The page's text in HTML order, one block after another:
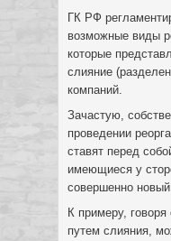
ГК РФ
возможные виды
которые
слияние
компаний.
Зачастую,
проведении
ставят перед
имеющиеся у
совершенно
К примеру,
путем слияния,